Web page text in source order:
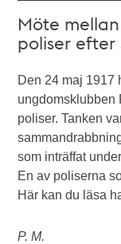
Möte
poliser efter
Den 24 maj 1917
ungdomsklubben
poliser. Tanken
som inträffat
En av poliserna
Här kan du läsa
P. M.